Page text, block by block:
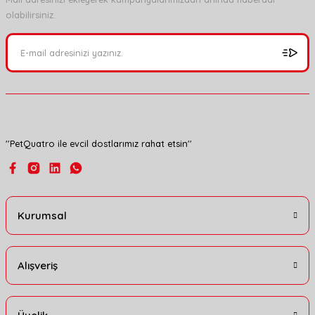
Ürün resmi kalitesiz, bozuk veya görüntülenemiyor.
Ürün bilgilerinde hatalar bulunuyor.
olabilirsiniz.
''PetQuatro ile evcil dostlarımız rahat etsin''
Kurumsal
Alışveriş